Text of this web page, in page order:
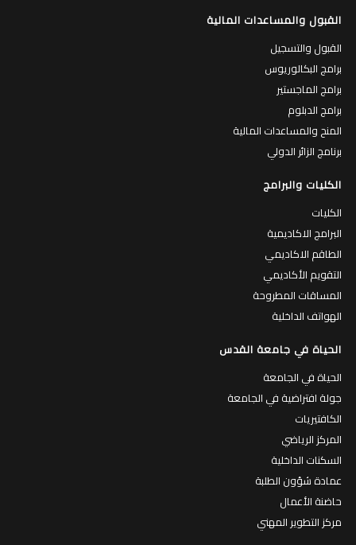
القبول والمساعدات المالية
القبول والتسجيل
برامج البكالوريوس
برامج الماجستير
برامج الدبلوم
المنح والمساعدات المالية
برنامج الزائر الدولي
الكليات والبرامج
الكليات
البرامج الاكاديمية
الطاقم الاكاديمي
التقويم الأكاديمي
المساقات المطروحة
الهواتف الداخلية
الحياة في جامعة القدس
الحياة في الجامعة
جولة افتراضية في الجامعة
الكافتيريات
المركز الرياضي
السكنات الداخلية
عمادة شؤون الطلبة
حاضنة الأعمال
مركز التطوير المهني